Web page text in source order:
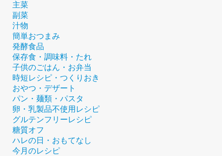
主菜
副菜
汁物
簡単おつまみ
発酵食品
保存食・調味料・たれ
子供のごはん・お弁当
時短レシピ・つくりおき
おやつ・デザート
パン・麺類・パスタ
卵・乳製品不使用レシピ
グルテンフリーレシピ
糖質オフ
ハレの日・おもてなし
今月のレシピ